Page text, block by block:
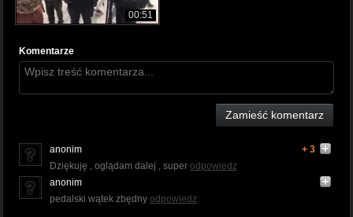
00:51
Komentarze
Zamieść komentarz
anonim
+ 3
Dziękuję , oglądam dalej , super odpowiedz
anonim
pedalski wątek zbędny odpowiedz